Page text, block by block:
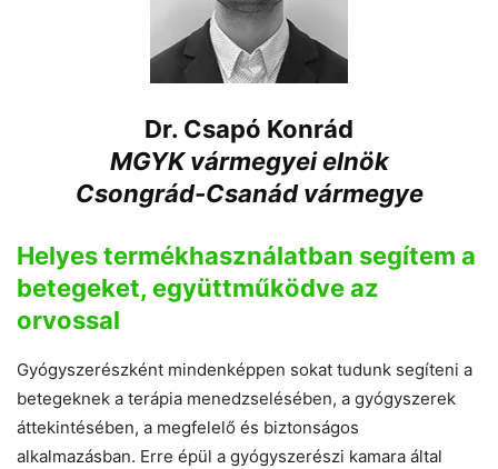
Dr. Csapó Konrád
MGYK vármegyei elnök
Csongrád-Csanád vármegye
Helyes termékhasználatban segítem a
betegeket, együttműködve az
orvossal
Gyógyszerészként mindenképpen sokat tudunk segíteni a
betegeknek a terápia menedzselésében, a gyógyszerek
áttekintésében, a megfelelő és biztonságos
alkalmazásban. Erre épül a gyógyszerészi kamara által